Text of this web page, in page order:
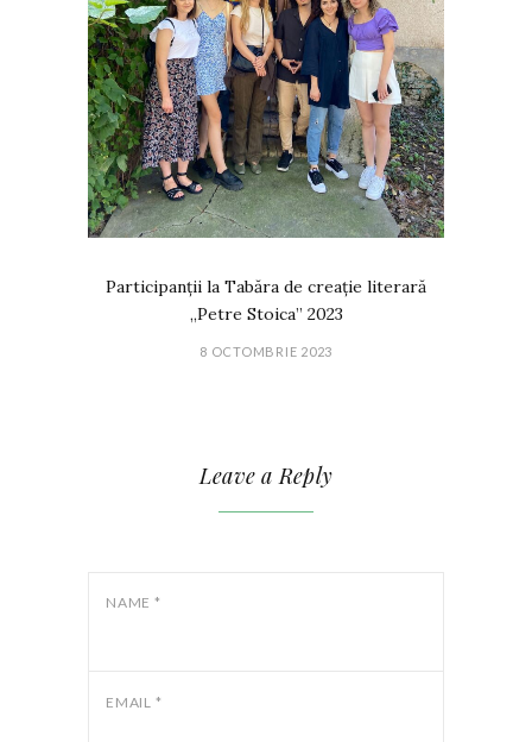
Participanții la Tabăra de creație literară
„Petre Stoica” 2023
8 OCTOMBRIE 2023
Leave a Reply
NAME *
EMAIL *